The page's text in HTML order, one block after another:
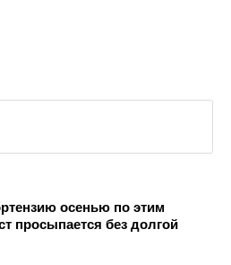
осенью по этим
просыпается без долгой